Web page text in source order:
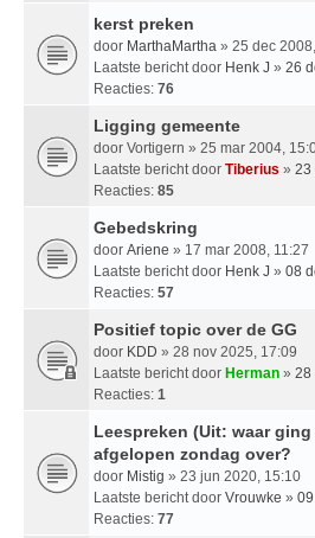
kerst preken
door MarthaMartha » 25 dec
Laatste bericht door Henk J » 26
Reacties: 76
Ligging gemeente
door Vortigern » 25 mar 2004,
Laatste bericht door Tiberius » 23
Reacties: 85
Gebedskring
door Ariene » 17 mar 2008, 11:27
Laatste bericht door Henk J » 08
Reacties: 57
Positief topic over de GG
door KDD » 28 nov 2025, 17:09
Laatste bericht door Herman » 28
Reacties: 1
Leespreken (Uit: waar
afgelopen zondag over?
door Mistig » 23 jun 2020, 15:10
Laatste bericht door Vrouwke »
Reacties: 77